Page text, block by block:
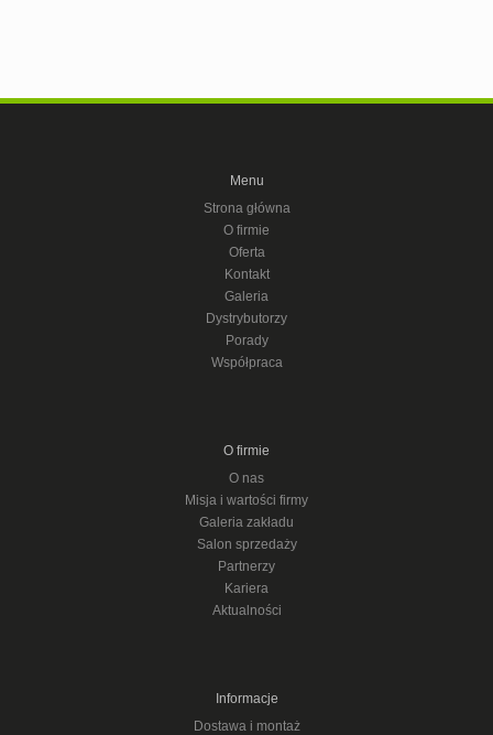
Menu
Strona główna
O firmie
Oferta
Kontakt
Galeria
Dystrybutorzy
Porady
Współpraca
O firmie
O nas
Misja i wartości firmy
Galeria zakładu
Salon sprzedaży
Partnerzy
Kariera
Aktualności
Informacje
Dostawa i montaż